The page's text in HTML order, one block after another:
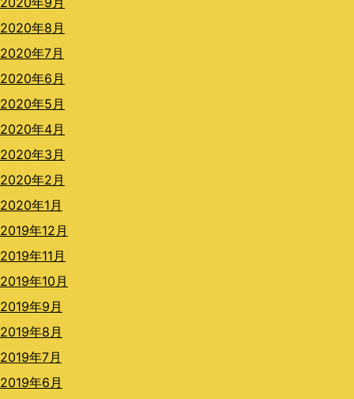
2020年8月
2020年7月
2020年6月
2020年5月
2020年4月
2020年3月
2020年2月
2020年1月
2019年12月
2019年11月
2019年10月
2019年9月
2019年8月
2019年7月
2019年6月